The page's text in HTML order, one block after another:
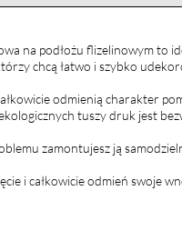
na podłożu flizelinowym to
chcą łatwo i szybko
odmienią charakter
tuszy druk jest
zamontujesz ją
i całkowicie odmień swoje